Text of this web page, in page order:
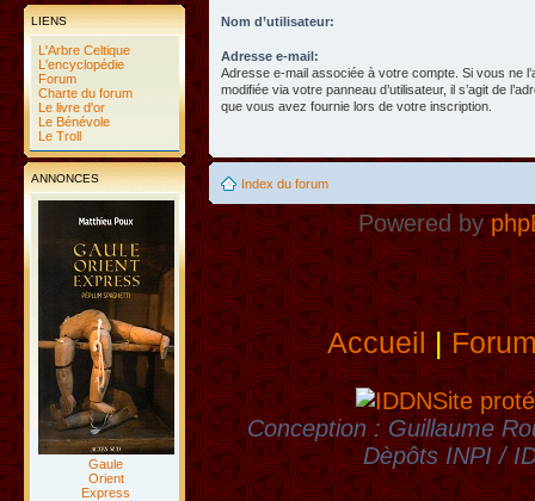
LIENS
L'Arbre Celtique
L'encyclopédie
Forum
Charte du forum
Le livre d'or
Le Bénévole
Le Troll
ANNONCES
Gaule
Orient
Express
Nom d’utilisateur:
Adresse e-mail:
Adresse e-mail associée à votre compte. Si vous ne
modifiée via votre panneau d’utilisateur, il s’agit de
que vous avez fournie lors de votre inscription.
Index du forum
Powered by
Accueil|
Site
Conception : Guillaume
Dèpôts INPI /